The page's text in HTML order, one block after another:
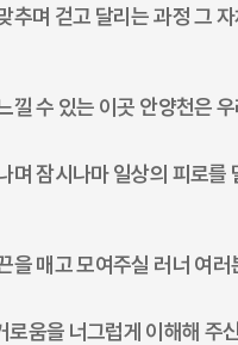
추며 걷고 달리는 과정 그
낄 수 있는 이곳 안양천은
며 잠시나마 일상의 피로를
을 매고 모여주실 러너 여
움을 너그럽게 이해해 주